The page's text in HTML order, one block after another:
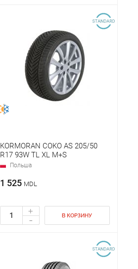
KORMORAN COKO AS 205/50
R17 93W TL XL M+S
Польша
1 525 MDL
+
- В КОРЗИНУ